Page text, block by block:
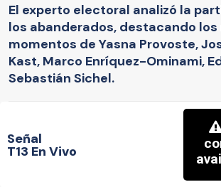
El experto electoral analizó la
los abanderados, destacando los
momentos de Yasna Provoste,
Kast, Marco Enríquez-Ominami,
Sebastián Sichel.
Señal
T13 En Vivo